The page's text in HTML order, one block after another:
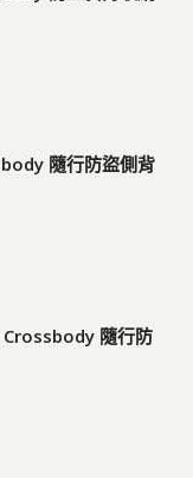
隨行防盜側背
隨行防